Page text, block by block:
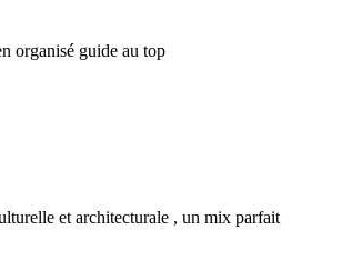
organisé guide au top
et architecturale , un mix parfait